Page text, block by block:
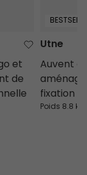
et
de
Utne
Auvent
fixation
Poids 8.8 kg